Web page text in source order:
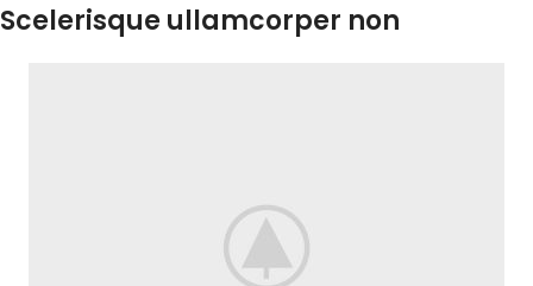
Scelerisque ullamcorper non